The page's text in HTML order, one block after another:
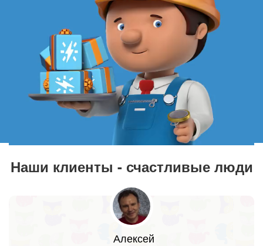
Наши клиенты - счастливые люди
Алексей